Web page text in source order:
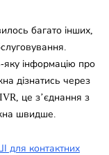
багато інших,
яку інформацію про
дізнатись через
це з’єднання з
швидше.
для контактних